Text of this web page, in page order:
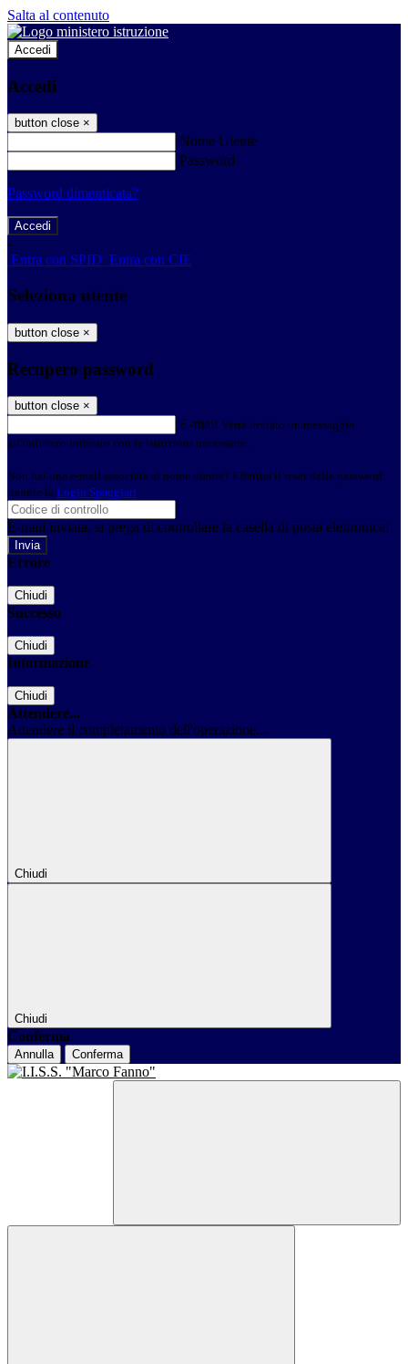
Salta al contenuto
Accedi
Accedi
button close ×
Nome Utente
Password
Password dimenticata?
-
Entra con SPID Entra con CIE
Seleziona utente
button close ×
Recupero password
button close ×
E-mail Verrà inviato un messaggio
all'indirizzo indicato con le istruzioni necessarie.
Non hai una e-mail associata al nome utente? Effettua il reset della password
tramite la Login Spaggiari
E-mail inviata, si prega di controllare la casella di posta elettronica!
Errore
Chiudi
Successo
Chiudi
Informazione
Chiudi
Attendere...
Attendere il completamento dell'operazione...
Chiudi
Chiudi
Conferma
Annulla Conferma